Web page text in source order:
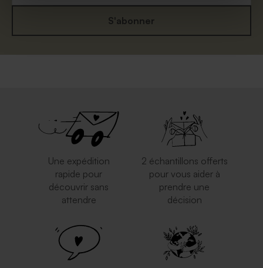
S'abonner
Une expédition
rapide pour
découvrir sans
attendre
2 échantillons offerts
pour vous aider à
prendre une
décision